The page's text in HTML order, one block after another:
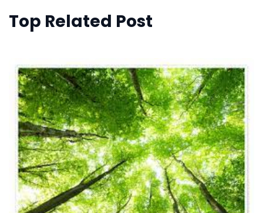
Top Related Post